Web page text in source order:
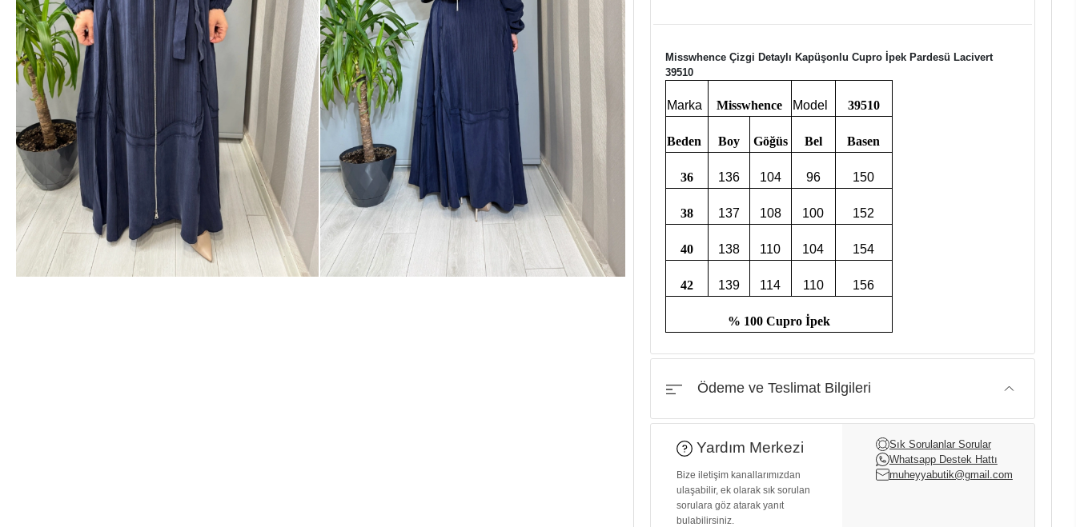
Misswhence Çizgi Detaylı Kapüşonlu Cupro İpek Pardesü Lacivert
39510
Marka Misswhence Model 39510
Beden Boy Göğüs Bel Basen
36 136 104 96 150
38 137 108 100 152
40 138 110 104 154
42 139 114 110 156
% 100 Cupro İpek
Ödeme ve Teslimat Bilgileri
Yardım Merkezi
Bize iletişim kanallarımızdan
ulaşabilir, ek olarak sık sorulan
sorulara göz atarak yanıt
bulabilirsiniz.
Sık Sorulanlar Sorular
Whatsapp Destek Hattı
muheyyabutik@gmail.com